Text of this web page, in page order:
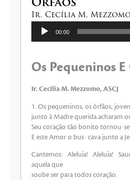
Ir. Cecília M.
Tocador
00:00
Os Pequeninos
Ir. Cecília M. Mezzomo, ASCJ
1. Os pequeninos, os órfãos,
junto à Madre querida acharam
Seu coração tão bonito tornou-se
E este Amor o bus- cava junto a
Cantemos: Aleluia! Aleluia!
aquela que
soube ser para todos coração.